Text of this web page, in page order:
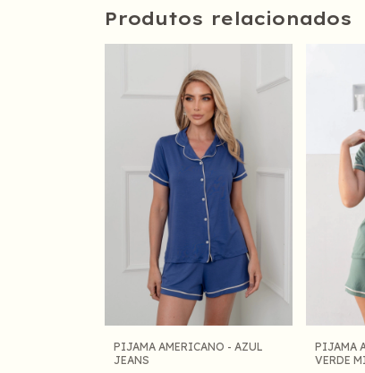
Produtos relacionados
PIJAMA AMERICANO - AZUL
JEANS
PIJAMA
VERDE